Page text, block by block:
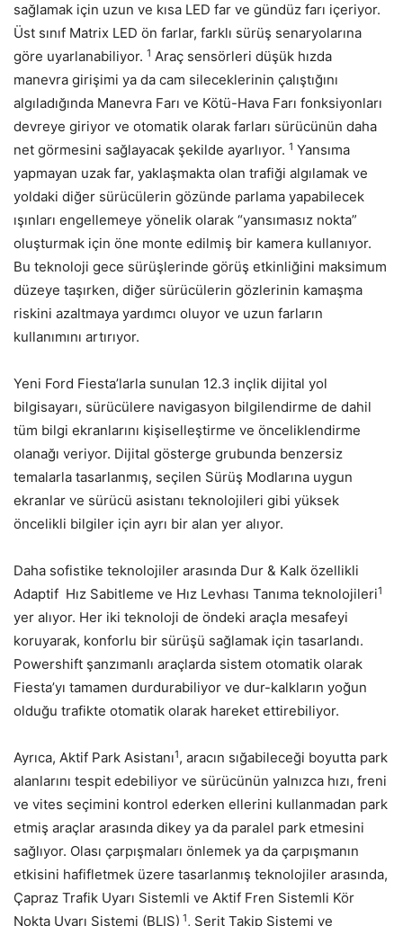
sağlamak için uzun ve kısa LED far ve gündüz farı içeriyor.
Üst sınıf Matrix LED ön farlar, farklı sürüş senaryolarına
göre uyarlanabiliyor. 1 Araç sensörleri düşük hızda
manevra girişimi ya da cam sileceklerinin çalıştığını
algıladığında Manevra Farı ve Kötü-Hava Farı fonksiyonları
devreye giriyor ve otomatik olarak farları sürücünün daha
net görmesini sağlayacak şekilde ayarlıyor. 1 Yansıma
yapmayan uzak far, yaklaşmakta olan trafiği algılamak ve
yoldaki diğer sürücülerin gözünde parlama yapabilecek
ışınları engellemeye yönelik olarak “yansımasız nokta”
oluşturmak için öne monte edilmiş bir kamera kullanıyor.
Bu teknoloji gece sürüşlerinde görüş etkinliğini maksimum
düzeye taşırken, diğer sürücülerin gözlerinin kamaşma
riskini azaltmaya yardımcı oluyor ve uzun farların
kullanımını artırıyor.
Yeni Ford Fiesta’larla sunulan 12.3 inçlik dijital yol
bilgisayarı, sürücülere navigasyon bilgilendirme de dahil
tüm bilgi ekranlarını kişiselleştirme ve önceliklendirme
olanağı veriyor. Dijital gösterge grubunda benzersiz
temalarla tasarlanmış, seçilen Sürüş Modlarına uygun
ekranlar ve sürücü asistanı teknolojileri gibi yüksek
öncelikli bilgiler için ayrı bir alan yer alıyor.
Daha sofistike teknolojiler arasında Dur & Kalk özellikli
Adaptif Hız Sabitleme ve Hız Levhası Tanıma teknolojileri1
yer alıyor. Her iki teknoloji de öndeki araçla mesafeyi
koruyarak, konforlu bir sürüşü sağlamak için tasarlandı.
Powershift şanzımanlı araçlarda sistem otomatik olarak
Fiesta’yı tamamen durdurabiliyor ve dur-kalkların yoğun
olduğu trafikte otomatik olarak hareket ettirebiliyor.
Ayrıca, Aktif Park Asistanı1, aracın sığabileceği boyutta park
alanlarını tespit edebiliyor ve sürücünün yalnızca hızı, freni
ve vites seçimini kontrol ederken ellerini kullanmadan park
etmiş araçlar arasında dikey ya da paralel park etmesini
sağlıyor. Olası çarpışmaları önlemek ya da çarpışmanın
etkisini hafifletmek üzere tasarlanmış teknolojiler arasında,
Çapraz Trafik Uyarı Sistemli ve Aktif Fren Sistemli Kör
Nokta Uyarı Sistemi (BLIS) 1, Şerit Takip Sistemi ve